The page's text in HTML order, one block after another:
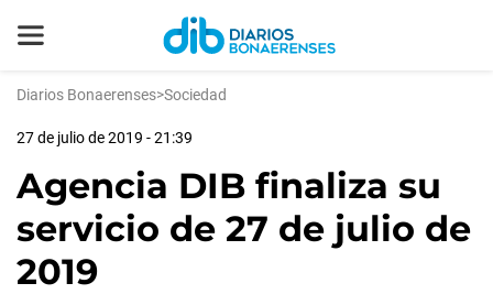
Diarios Bonaerenses>Sociedad
27 de julio de 2019 - 21:39
Agencia DIB finaliza su
servicio de 27 de julio de
2019